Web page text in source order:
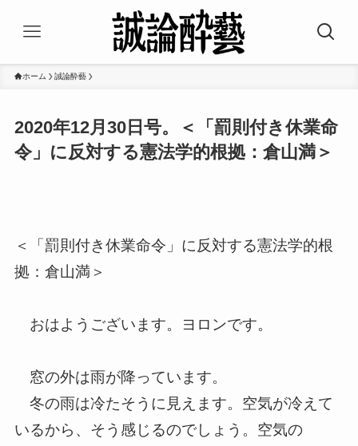
ホーム 誠論酔藝
2020年12月30日号。＜「罰則付き休業命
令」に反対する憲法学的根拠：倉山満＞
＜「罰則付き休業命令」に反対する憲法学的根
拠：倉山満＞
おはようございます。ヨロンです。
窓の外は雨が降っています。
冬の雨は冷たそうに見えます。空気が冷えて
いるから、そう感じるのでしょう。空気の